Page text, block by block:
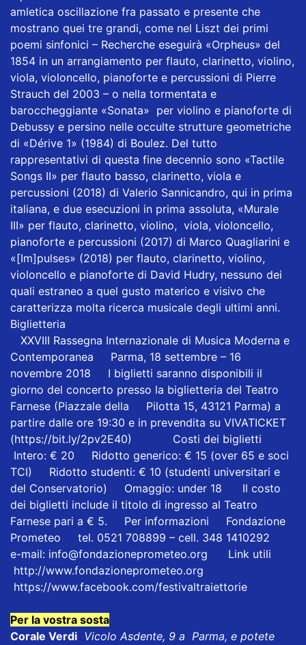
amletica oscillazione fra passato e presente che
mostrano quei tre grandi, come nel Liszt dei primi
poemi sinfonici – Recherche eseguirà «Orpheus» del
1854 in un arrangiamento per flauto, clarinetto, violino,
viola, violoncello, pianoforte e percussioni di Pierre
Strauch del 2003 – o nella tormentata e
baroccheggiante «Sonata» per violino e pianoforte di
Debussy e persino nelle occulte strutture geometriche
di «Dérive 1» (1984) di Boulez. Del tutto
rappresentativi di questa fine decennio sono «Tactile
Songs II» per flauto basso, clarinetto, viola e
percussioni (2018) di Valerio Sannicandro, qui in prima
italiana, e due esecuzioni in prima assoluta, «Murale
III» per flauto, clarinetto, violino, viola, violoncello,
pianoforte e percussioni (2017) di Marco Quagliarini e
«[Im]pulses» (2018) per flauto, clarinetto, violino,
violoncello e pianoforte di David Hudry, nessuno dei
quali estraneo a quel gusto materico e visivo che
caratterizza molta ricerca musicale degli ultimi anni.
Biglietteria
XXVIII Rassegna Internazionale di Musica Moderna e
Contemporanea Parma, 18 settembre – 16
novembre 2018 I biglietti saranno disponibili il
giorno del concerto presso la biglietteria del Teatro
Farnese (Piazzale della Pilotta 15, 43121 Parma) a
partire dalle ore 19:30 e in prevendita su VIVATICKET
(https://bit.ly/2pv2E40) Costi dei biglietti
Intero: € 20 Ridotto generico: € 15 (over 65 e soci
TCI) Ridotto studenti: € 10 (studenti universitari e
del Conservatorio) Omaggio: under 18 Il costo
dei biglietti include il titolo di ingresso al Teatro
Farnese pari a € 5. Per informazioni Fondazione
Prometeo tel. 0521 708899 – cell. 348 1410292
e-mail: info@fondazioneprometeo.org Link utili
http://www.fondazioneprometeo.org
https://www.facebook.com/festivaltraiettorie
Per la vostra sosta
Corale Verdi Vicolo Asdente, 9 a Parma, e potete